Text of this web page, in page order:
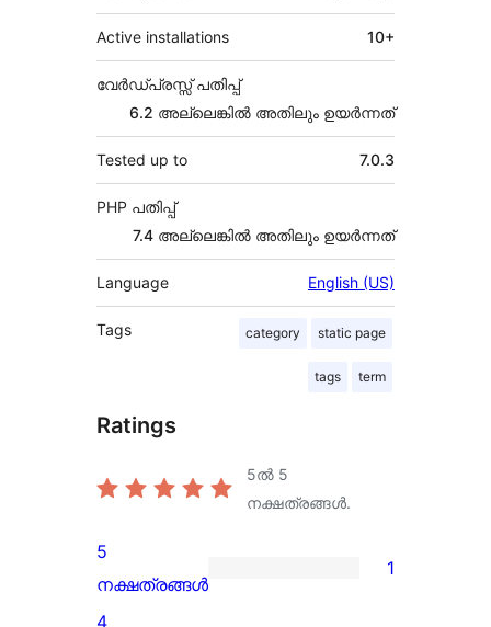
Active installations 10+
വേർഡ്പ്രസ്സ് പതിപ്പ്
6.2 അല്ലെങ്കില്‍ അതിലും ഉയര്‍ന്നത്
Tested up to 7.0.3
PHP പതിപ്പ്
7.4 അല്ലെങ്കില്‍ അതിലും ഉയര്‍ന്നത്
Language English (US)
Tags category static page
tags term
Ratings
5ൽ 5
നക്ഷത്രങ്ങൾ.
1
5-
5
നക്ഷത്രങ്ങൾ
1
4